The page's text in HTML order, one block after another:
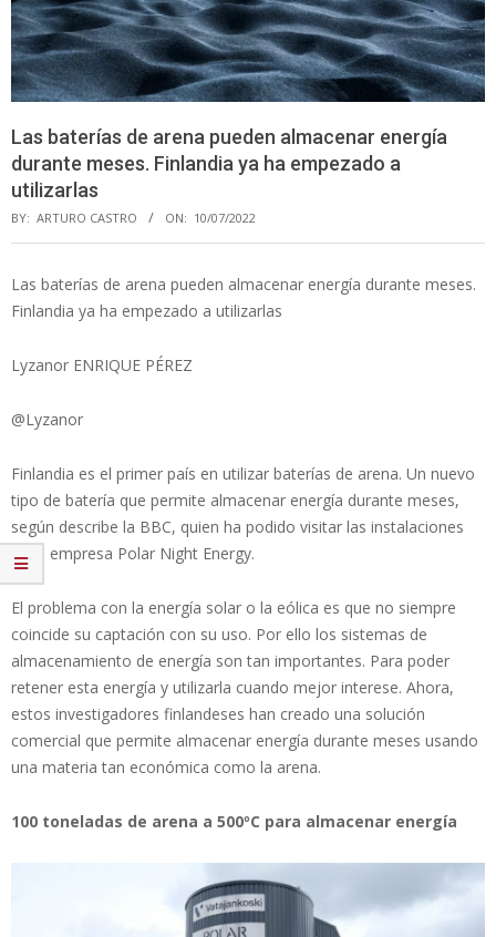
Las baterías de arena pueden almacenar energía
durante meses. Finlandia ya ha empezado a
utilizarlas
BY: ARTURO CASTRO ON: 10/07/2022
Las baterías de arena pueden almacenar energía durante meses.
Finlandia ya ha empezado a utilizarlas
Lyzanor ENRIQUE PÉREZ
@Lyzanor
Finlandia es el primer país en utilizar baterías de arena. Un nuevo
tipo de batería que permite almacenar energía durante meses,
según describe la BBC, quien ha podido visitar las instalaciones
de la empresa Polar Night Energy.
El problema con la energía solar o la eólica es que no siempre
coincide su captación con su uso. Por ello los sistemas de
almacenamiento de energía son tan importantes. Para poder
retener esta energía y utilizarla cuando mejor interese. Ahora,
estos investigadores finlandeses han creado una solución
comercial que permite almacenar energía durante meses usando
una materia tan económica como la arena.
100 toneladas de arena a 500ºC para almacenar energía